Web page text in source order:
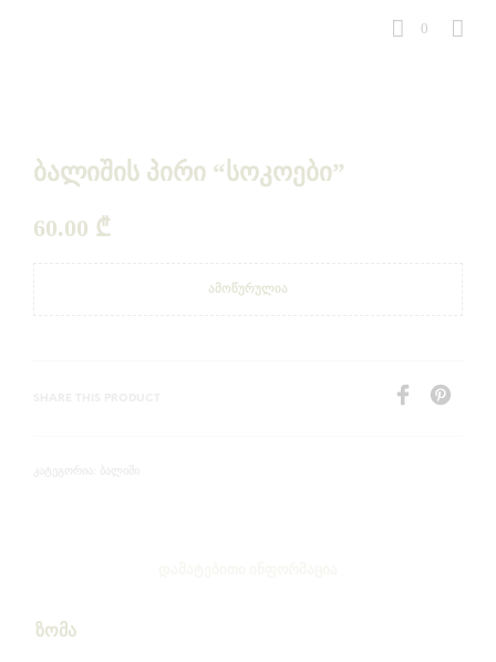
0
ბალიშის პირი “სოკოები”
60.00 ₾
ᲐᲛᲝᲬᲣᲠᲣᲚᲘᲐ
ზომა